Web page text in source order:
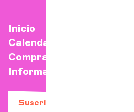
Inicio
Calendario
Comprar una entrada
Información práctica
Suscríbase a nuestro boletín